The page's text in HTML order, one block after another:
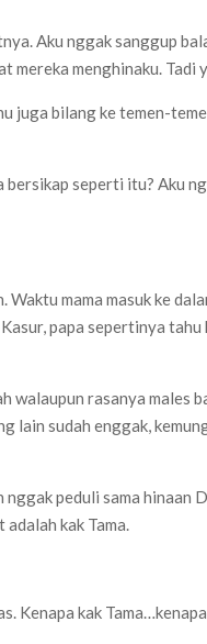
Aku nggak sanggup
mereka menghinaku.
juga bilang ke temen-
bersikap seperti itu? Aku
mama masuk ke
papa sepertinya
walaupun rasanya males
lain sudah enggak,
nggak peduli sama
kak Tama.
Kenapa kak